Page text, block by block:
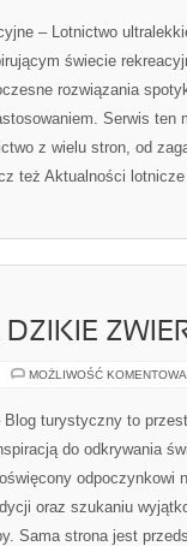
– Lotnictwo
świecie
rozwiązania
Serwis ten
z wielu stron, od
też Aktualności
MOŻLIWOŚĆ
turystyczny to
do odkrywania
odpoczynkowi
oraz szukaniu
Sama strona jest